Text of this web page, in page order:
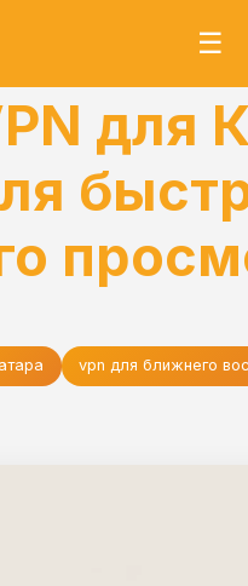
☰
для
vpn для ближнего